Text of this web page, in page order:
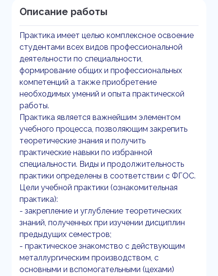
Описание работы
Практика имеет целью комплексное освоение
студентами всех видов профессиональной
деятельности по специальности,
формирование общих и профессиональных
компетенций а также приобретение
необходимых умений и опыта практической
работы.
Практика является важнейшим элементом
учебного процесса, позволяющим закрепить
теоретические знания и получить
практические навыки по избранной
специальности. Виды и продолжительность
практики определены в соответствии с ФГОС.
Цели учебной практики (ознакомительная
практика):
- закрепление и углубление теоретических
знаний, полученных при изучении дисциплин
предыдущих семестров;
- практическое знакомство с действующим
металлургическим производством, с
основными и вспомогательными (цехами)